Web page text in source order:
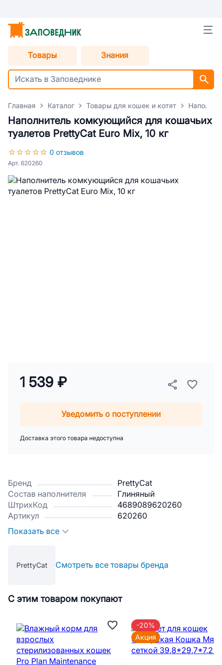
Товары Знания
Главная Каталог Товары для кошек и котят
Наполнитель комкующийся для кошачьих
туалетов PrettyCat Euro Mix, 10 кг
0 отзывов
Арт. 620260
Бренд
PrettyCat
Состав наполнителя
Глиняный
ШтрихКод
4689089620260
Артикул
620260
Показать все
PrettyCat Смотреть все товары бренда
1 539 ₽
Уведомить о поступлении
Доставка этого товара недоступна
С этим товаром покупают
-20%
Акция